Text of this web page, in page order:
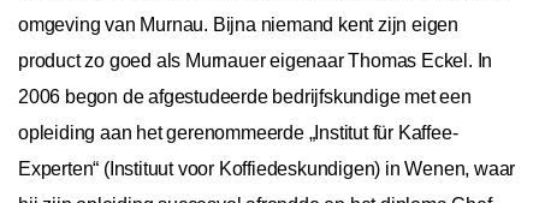
omgeving van Murnau. Bijna niemand kent zijn eigen
product zo goed als Murnauer eigenaar Thomas Eckel. In
2006 begon de afgestudeerde bedrijfskundige met een
opleiding aan het gerenommeerde „Institut für Kaffee-
Experten“ (Instituut voor Koffiedeskundigen) in Wenen, waar